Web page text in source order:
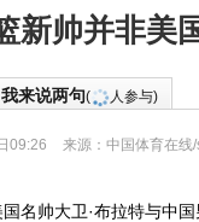
新帅并非美
我来说两句( 人参与)
09:26 来源： 中国体育在线
帅大卫·布拉特与中国